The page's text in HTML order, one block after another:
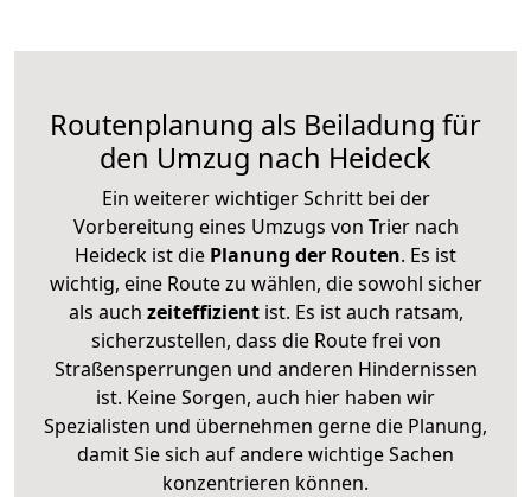
Routenplanung als Beiladung für
den Umzug nach Heideck
Ein weiterer wichtiger Schritt bei der
Vorbereitung eines Umzugs von Trier nach
Heideck ist die Planung der Routen. Es ist
wichtig, eine Route zu wählen, die sowohl sicher
als auch zeiteffizientist. Es ist auch ratsam,
sicherzustellen, dass die Route frei von
Straßensperrungen und anderen Hindernissen
ist. Keine Sorgen, auch hier haben wir
Spezialisten und übernehmen gerne die Planung,
damit Sie sich auf andere wichtige Sachen
konzentrieren können.